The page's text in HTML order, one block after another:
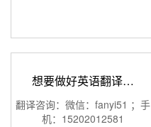
想要做好英语翻译…
翻译咨询：微信：fanyi51 ；手
机：15202012581